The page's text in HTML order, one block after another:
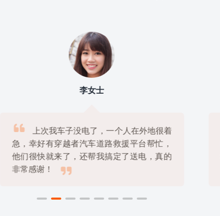
李女士

上次我车子没电了，一个人在外地很着
急，幸好有穿越者汽车道路救援平台帮忙，
他们很快就来了，还帮我搞定了送电，真的
非常感谢！
